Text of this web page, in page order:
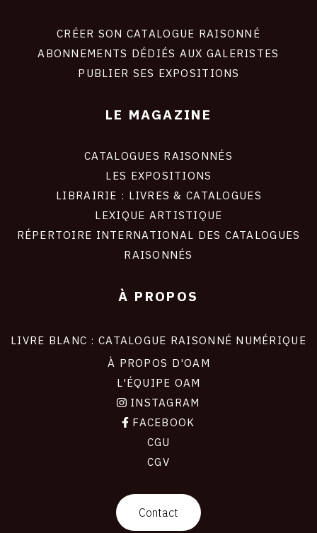
CRÉER SON CATALOGUE RAISONNÉ
ABONNEMENTS DÉDIÉS AUX GALERISTES
PUBLIER SES EXPOSITIONS
LE MAGAZINE
CATALOGUES RAISONNÉS
LES EXPOSITIONS
LIBRAIRIE : LIVRES & CATALOGUES
LEXIQUE ARTISTIQUE
RÉPERTOIRE INTERNATIONAL DES CATALOGUES
RAISONNÉS
À PROPOS
LIVRE BLANC : CATALOGUE RAISONNÉ NUMÉRIQUE
À PROPOS D'OAM
L'ÉQUIPE OAM
INSTAGRAM
FACEBOOK
CGU
CGV
Contact